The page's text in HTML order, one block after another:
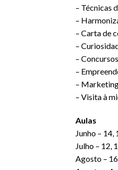
– Técnicas
–
– Carta de
–
–
–
–
– Visita à
Aulas
Junho – 14,
Julho – 12,
Agosto – 16